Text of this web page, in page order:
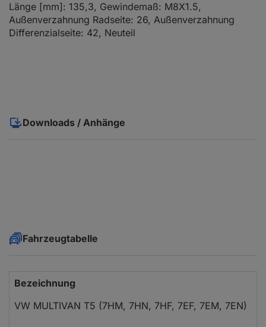
Länge [mm]: 135,3, Gewindemaß: M8X1.5,
Außenverzahnung Radseite: 26, Außenverzahnung
Differenzialseite: 42, Neuteil
Downloads / Anhänge
Fahrzeugtabelle
Bezeichnung
VW MULTIVAN T5 (7HM, 7HN, 7HF, 7EF, 7EM, 7EN)